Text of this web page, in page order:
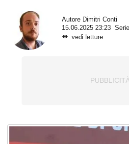
Autore Dimitri Conti
15.06.2025 23:23
vedi letture